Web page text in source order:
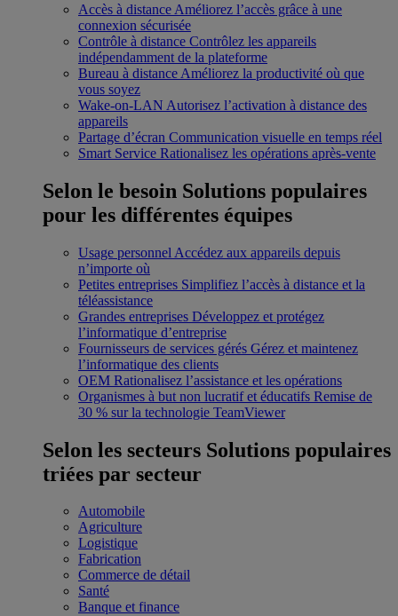
Accès à distance Améliorez l’accès grâce à une
connexion sécurisée
Contrôle à distance Contrôlez les appareils
indépendamment de la plateforme
Bureau à distance Améliorez la productivité où que
vous soyez
Wake-on-LAN Autorisez l’activation à distance des
appareils
Partage d’écran Communication visuelle en temps réel
Smart Service Rationalisez les opérations après-vente
Selon le besoin Solutions populaires
pour les différentes équipes
Usage personnel Accédez aux appareils depuis
n’importe où
Petites entreprises Simplifiez l’accès à distance et la
téléassistance
Grandes entreprises Développez et protégez
l’informatique d’entreprise
Fournisseurs de services gérés Gérez et maintenez
l’informatique des clients
OEM Rationalisez l’assistance et les opérations
Organismes à but non lucratif et éducatifs Remise de
30 % sur la technologie TeamViewer
Selon les secteurs Solutions populaires
triées par secteur
Automobile
Agriculture
Logistique
Fabrication
Commerce de détail
Santé
Banque et finance